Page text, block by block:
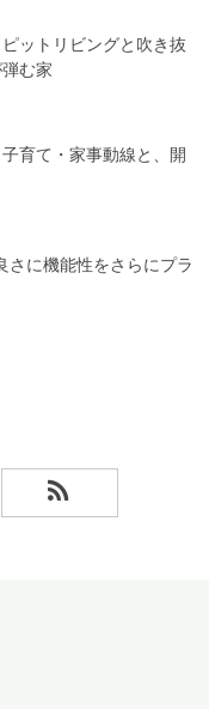
ピットリビングと吹き抜
む家
育て・家事動線と、開
さに機能性をさらにプラ